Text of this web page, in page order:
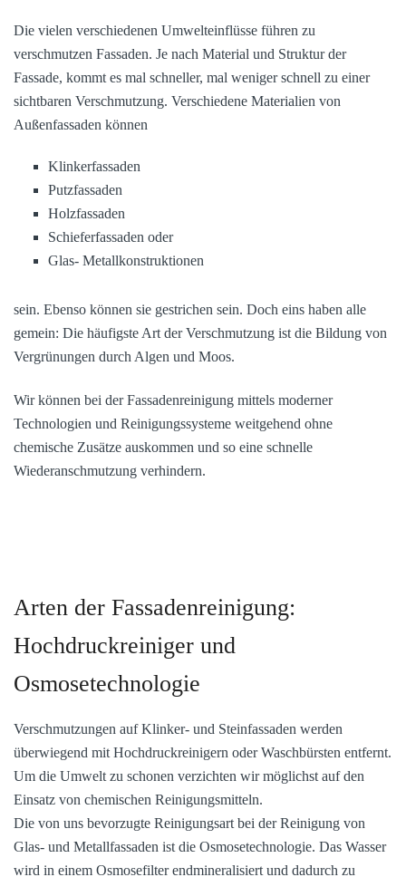
Die vielen verschiedenen Umwelteinflüsse führen zu
verschmutzen Fassaden. Je nach Material und Struktur der
Fassade, kommt es mal schneller, mal weniger schnell zu einer
sichtbaren Verschmutzung. Verschiedene Materialien von
Außenfassaden können
Klinkerfassaden
Putzfassaden
Holzfassaden
Schieferfassaden oder
Glas- Metallkonstruktionen
sein. Ebenso können sie gestrichen sein. Doch eins haben alle
gemein: Die häufigste Art der Verschmutzung ist die Bildung von
Vergrünungen durch Algen und Moos.
Wir können bei der Fassadenreinigung mittels moderner
Technologien und Reinigungssysteme weitgehend ohne
chemische Zusätze auskommen und so eine schnelle
Wiederanschmutzung verhindern.
Arten der Fassadenreinigung:
Hochdruckreiniger und
Osmosetechnologie
Verschmutzungen auf Klinker- und Steinfassaden werden
überwiegend mit Hochdruckreinigern oder Waschbürsten entfernt.
Um die Umwelt zu schonen verzichten wir möglichst auf den
Einsatz von chemischen Reinigungsmitteln.
Die von uns bevorzugte Reinigungsart bei der Reinigung von
Glas- und Metallfassaden ist die Osmosetechnologie. Das Wasser
wird in einem Osmosefilter endmineralisiert und dadurch zu